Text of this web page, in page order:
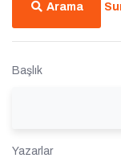
Arama
Başlık
Yazarlar